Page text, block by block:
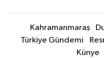
Kahramanmaraş
Türkiye Gündemi
Künye